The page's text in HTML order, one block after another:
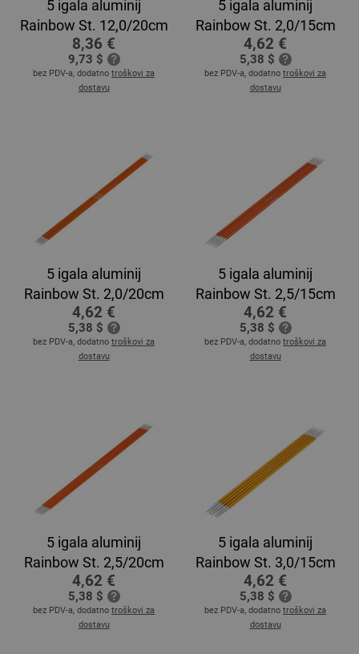
5 igala aluminij
Rainbow St. 12,0/20cm
8,36 €
9,73 $
bez PDV-a, dodatno troškovi za
dostavu
5 igala aluminij
Rainbow St. 2,0/15cm
4,62 €
5,38 $
bez PDV-a, dodatno troškovi za
dostavu
5 igala aluminij
Rainbow St. 2,0/20cm
4,62 €
5,38 $
bez PDV-a, dodatno troškovi za
dostavu
5 igala aluminij
Rainbow St. 2,5/15cm
4,62 €
5,38 $
bez PDV-a, dodatno troškovi za
dostavu
5 igala aluminij
Rainbow St. 2,5/20cm
4,62 €
5,38 $
bez PDV-a, dodatno troškovi za
dostavu
5 igala aluminij
Rainbow St. 3,0/15cm
4,62 €
5,38 $
bez PDV-a, dodatno troškovi za
dostavu